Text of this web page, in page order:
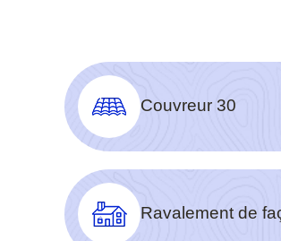
Couvreur 30
Ravalement de